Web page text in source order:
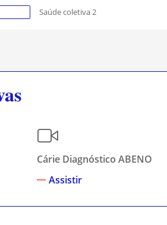
Saúde coletiva 2
Cárie Diagnóstico ABENO
Assistir